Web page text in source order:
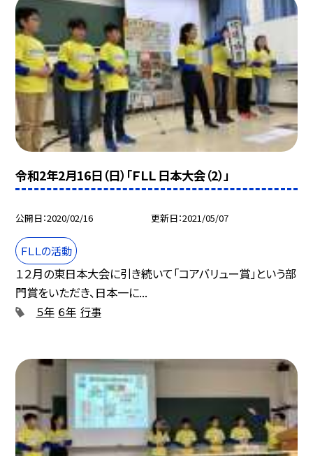
令和2年2月16日（日）「ＦＬＬ 日本大会（2）」
公開日 2020/02/16 更新日 2021/05/07
ＦＬＬの活動
１２月の東日本大会に引き続いて「コアバリュー賞」という部
門賞をいただき、日本一に...
５年 ６年 行事